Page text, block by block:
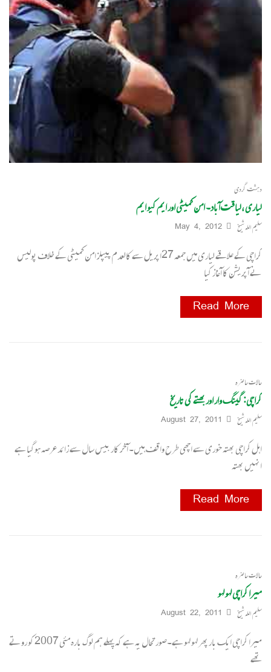
دہشت گردی
لیاری ،لیاقت آباد۔ امن کمیٹی اور ایم کیو ایم
سلیم اللہ شیخ May 4, 2012
کراچی کے علاقے لیاری میں جمعہ 27اپریل سے کالعدم پیپلز امن کمیٹی کے خلاف پولیس
نے آپریشن کا آغاز کیا
Read More
حالات حاضرہ
کراچی: گینگ وار اور بھتے کی تاریخ
سلیم اللہ شیخ August 27, 2011
اہل کراچی بھتہ خوری سے اچھی طرح واقف ہیں۔ آخر کار بیس سال سے زائد عرصہ ہوگیا ہے
انہیں بھتہ
Read More
حالات حاضرہ
میرا کراچی لہو لہو
سلیم اللہ شیخ August 22, 2011
میرا کراچی ایک بار پھر لہو لہو ہے۔صورتحال یہ ہے کہ پہلے ہم لوگ بارہ مئی 2007 کو روتے
تھے